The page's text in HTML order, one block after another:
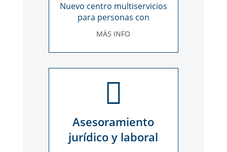
Nuevo centro multiservicios
para personas con
discapacidad
MÁS INFO
Asesoramiento
jurídico y laboral